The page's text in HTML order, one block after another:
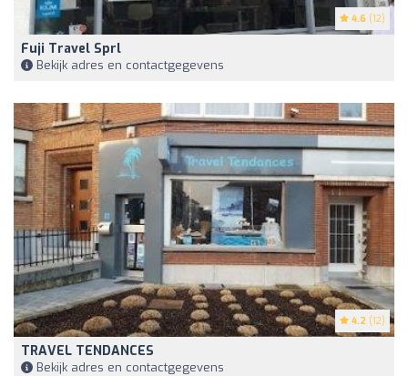
4.6 (12)
Fuji Travel Sprl
Bekijk adres en contactgegevens
4.2 (12)
TRAVEL TENDANCES
Bekijk adres en contactgegevens